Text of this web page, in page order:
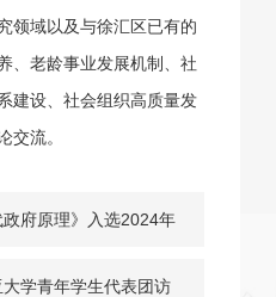
领域以及与徐汇区已有的
、老龄事业发展机制、社
建设、社会组织高质量发
交流。
府原理》入选2024年
一流本科课程
学青年学生代表团访